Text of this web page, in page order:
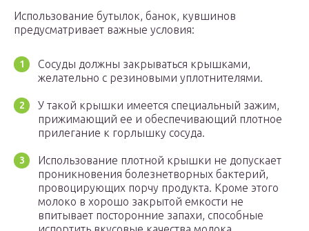
Использование бутылок, банок, кувшинов
предусматривает важные условия:
Сосуды должны закрываться крышками,
желательно с резиновыми уплотнителями.
У такой крышки имеется специальный зажим,
прижимающий ее и обеспечивающий плотное
прилегание к горлышку сосуда.
Использование плотной крышки не допускает
проникновения болезнетворных бактерий,
провоцирующих порчу продукта. Кроме этого
молоко в хорошо закрытой емкости не
впитывает посторонние запахи, способные